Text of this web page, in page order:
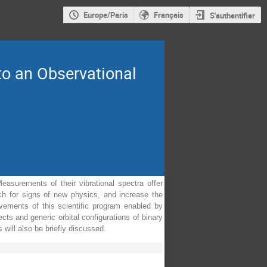
Europe/Paris Français S'authentifier
an Observational
of their vibrational spectra offer
for signs of new physics, and increase the
of this scientific program enabled by
and generic orbital configurations of binary
will also be briefly discussed.